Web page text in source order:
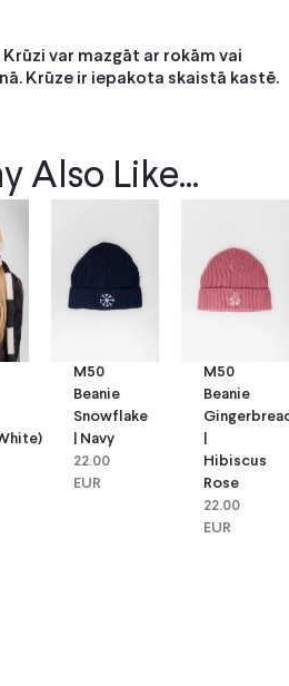
var mazgāt ar rokām vai
Krūze ir iepakota skaistā kastē.
Also Like...
M50
Beanie
Snowflake
| Navy
22.00
EUR
M50
Beanie
Hibiscus
Rose
22.00
EUR